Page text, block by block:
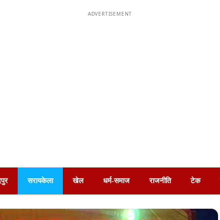
ADVERTISEMENT
सरायकेला खेल धर्म-समाज राजनीति टेक